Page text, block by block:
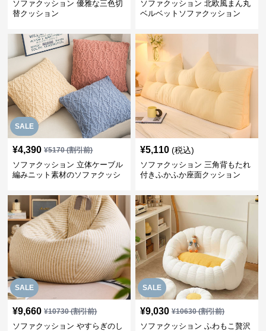
ソファクッション 優雅な三色切
替クッション
ソファクッション 北欧風まん丸
ベルベットソファクッション
SALE
¥4,390 ¥5170(割引前)
ソファクッション 立体ケーブル
編みニット素材のソファクッシ
¥5,110 (税込)
ソファクッション 三角背もたれ
付きふかふか座面クッション
SALE
¥9,660 ¥10730(割引前)
ソファクッション やすらぎのし
SALE
¥9,030 ¥10630(割引前)
ソファクッション ふわもこ贅沢